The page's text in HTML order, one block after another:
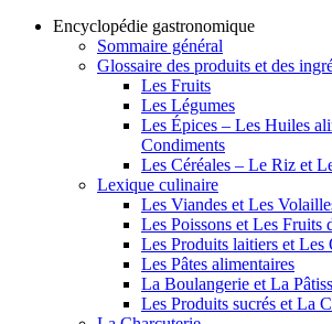
Encyclopédie gastronomique
Sommaire général
Glossaire des produits et des
Les Fruits
Les Légumes
Les Épices – Les Huiles
Condiments
Les Céréales – Le Riz et
Lexique culinaire
Les Viandes et Les
Les Poissons et Les Fruits
Les Produits laitiers et
Les Pâtes alimentaires
La Boulangerie et La
Les Produits sucrés et La